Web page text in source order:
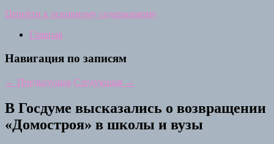
Перейти к основному содержимому
Главная
Навигация по записям
← Предыдущая Следующая →
В Госдуме высказались о возвращении
«Домостроя» в школы и вузы